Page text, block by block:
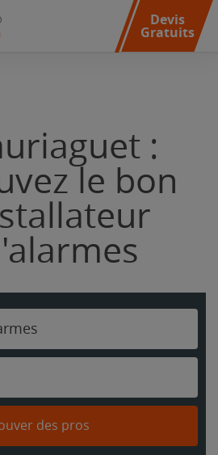
Devis
Gratuits
:
le bon
des pros